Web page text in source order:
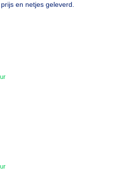
en netjes geleverd.